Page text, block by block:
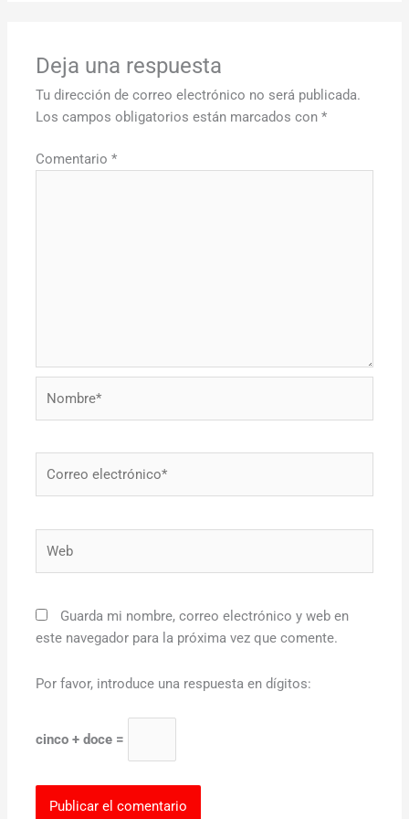
Deja una respuesta
Tu dirección de correo electrónico no será publicada.
Los campos obligatorios están marcados con*
Comentario*
Guarda mi nombre, correo electrónico y web en
este navegador para la próxima vez que comente.
Por favor, introduce una respuesta en dígitos:
cinco + doce =